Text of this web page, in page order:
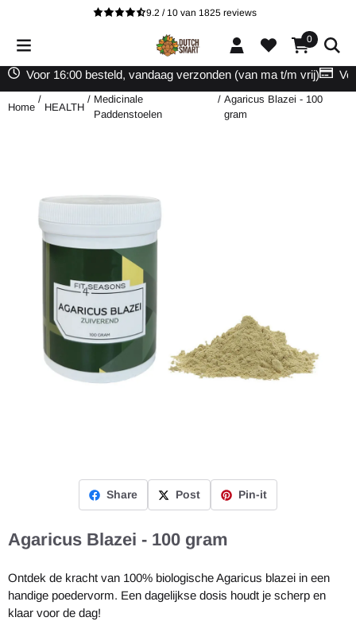
Cookievoorkeuren zijn beschikbaar. Kies instellingen of sta alle
9.2 / 10 van 1825 reviews
0
Voor 16:00 besteld, vandaag verzonden (van ma t/m vrij)
Home
/
HEALTH
/ Medicinale
Paddenstoelen
/ Agaricus Blazei - 100
gram
Share Post Pin-it
Agaricus Blazei - 100 gram
Ontdek de kracht van 100% biologische Agaricus blazei in een
handige poedervorm. Een dagelijkse dosis houdt je scherp en
klaar voor de dag!